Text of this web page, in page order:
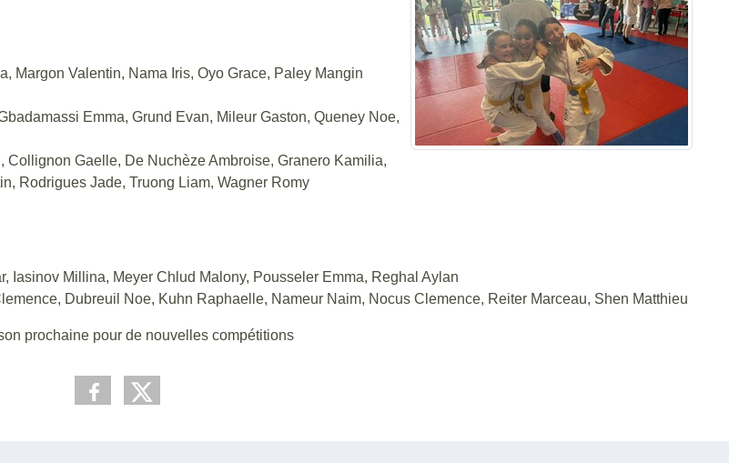
Margon Valentin, Nama Iris, Oyo Grace, Paley Mangin
Emma, Grund Evan, Mileur Gaston, Queney Noe,
Gaelle, De Nuchèze Ambroise, Granero Kamilia,
Rodrigues Jade, Truong Liam, Wagner Romy
Iasinov Millina, Meyer Chlud Malony, Pousseler Emma, Reghal Aylan
Dubreuil Noe, Kuhn Raphaelle, Nameur Naim, Nocus Clemence, Reiter Marceau, Shen Matthieu
prochaine pour de nouvelles compétitions